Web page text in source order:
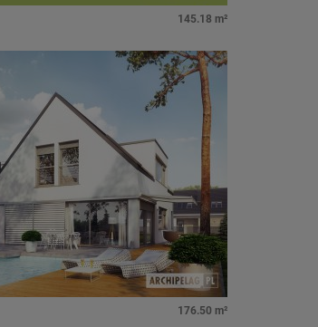
145.18 m²
176.50 m²